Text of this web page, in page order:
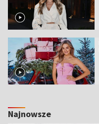
Najnowsze